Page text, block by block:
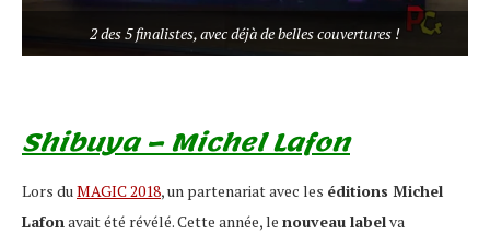
2 des 5 finalistes, avec déjà de belles couvertures !
Shibuya – Michel Lafon
Lors duMAGIC 2018, un partenariat avec les éditions Michel
Lafonavait été révélé. Cette année, le nouveau labelva